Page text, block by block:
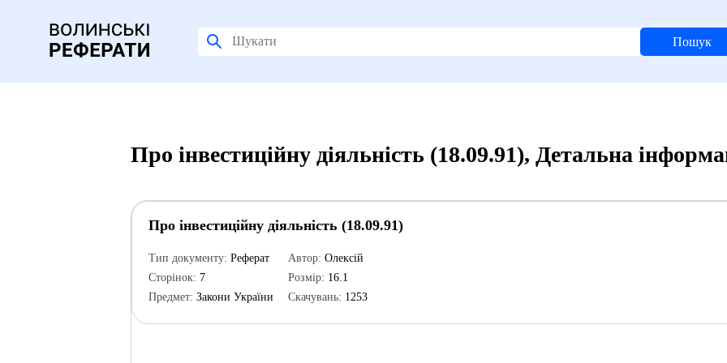
Пошук
Про інвестиційну діяльність (18.09.91), Детальна
Про інвестиційну діяльність (18.09.91)
Тип документу: Реферат
Сторінок: 7
Предмет: Закони України
Автор: Олексій
Розмір: 16.1
Скачувань: 1253